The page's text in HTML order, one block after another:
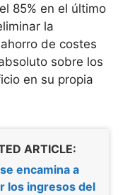
85% en el último
la
de costes
sobre los
en su propia
ARTICLE:
encamina a
los ingresos del